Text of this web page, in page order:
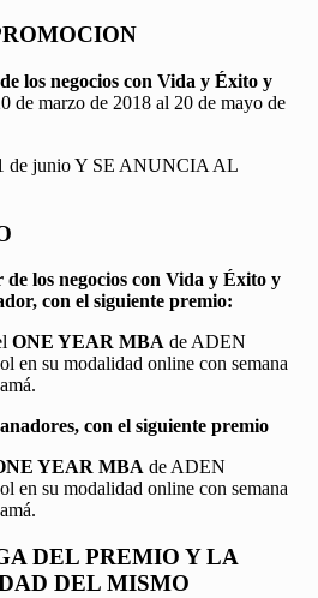
los negocios con Vida y Éxito y
de marzo de 2018 al 20 de mayo de
de junio Y SE ANUNCIA AL
de los negocios con Vida y Éxito y
con el siguiente premio:
ONE YEAR MBA de ADEN
en su modalidad online con semana
con el siguiente premio
YEAR MBA de ADEN
en su modalidad online con semana
DEL PREMIO Y LA
DEL MISMO